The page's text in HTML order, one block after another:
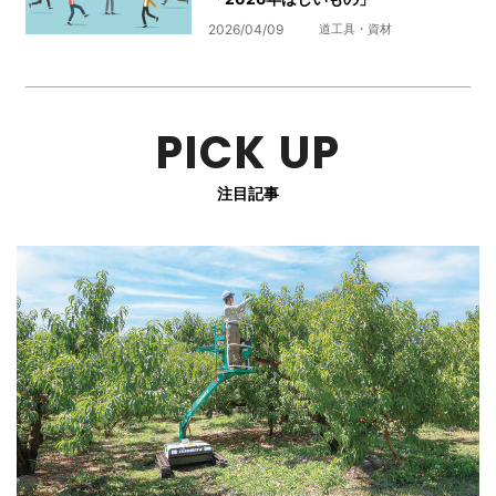
2026/04/09 道工具・資材
PICK UP
注目記事